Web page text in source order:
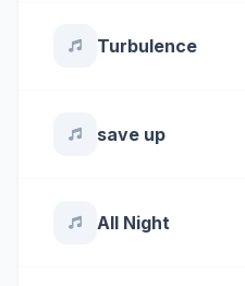
Turbulence
save up
All Night